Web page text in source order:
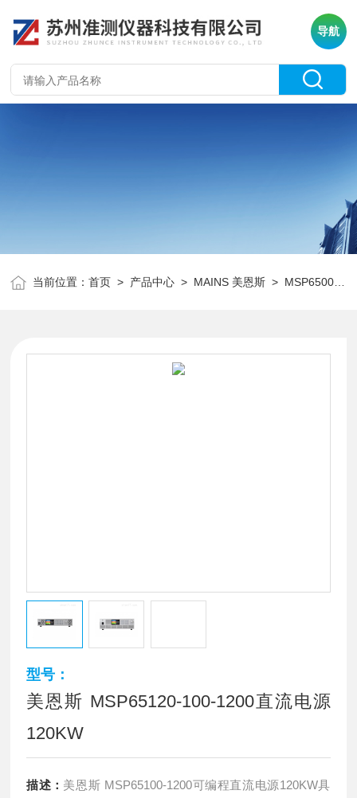
导航
当前位置：首页 > 产品中心 > MAINS 美恩斯 > MSP6500系列
型号：
美恩斯 MSP65120-100-1200直流电源
120KW
描述： 美恩斯 MSP65100-1200可编程直流电源120KW具